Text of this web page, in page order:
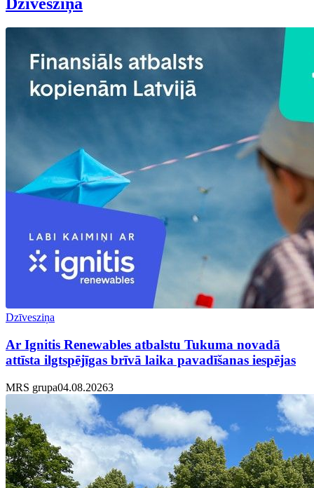
Dzīvesziņa
Dzīvesziņa
Ar Ignitis Renewables atbalstu Tukuma novadā
attīsta ilgtspējīgas brīvā laika pavadīšanas iespējas
MRS grupa04.08.20263